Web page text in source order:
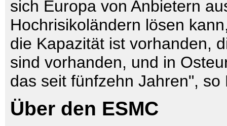
sich Europa von Anbietern
Hochrisikoländern lösen
die Kapazität ist vorhanden,
sind vorhanden, und in
das seit fünfzehn Jahren", so
Über den ESMC